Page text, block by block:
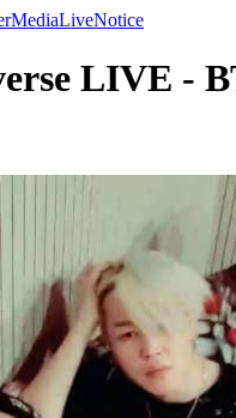
MediaLiveNotice
LIVE -